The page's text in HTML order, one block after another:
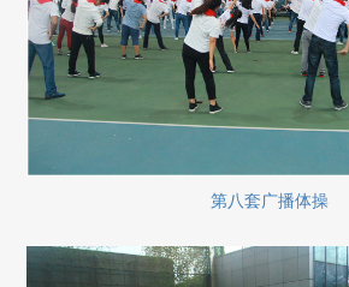
第八套广播体操